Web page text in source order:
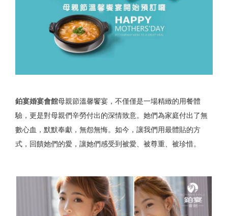
鉑宴婚宴會館母親節溫馨饗宴，不僅僅是一場精緻的用餐體
驗，更是對母親們辛勞付出的深情致意。她們為家庭付出了無
數心血，默默奉獻，無怨無悔。如今，讓我們用最體貼的方
式，回饋她們的愛，讓她們感受到被愛、被尊重、被珍惜。